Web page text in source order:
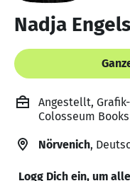
Nadja Engels
Angestellt,
Colosseum
Nörvenich,
Logg Dich ein, um